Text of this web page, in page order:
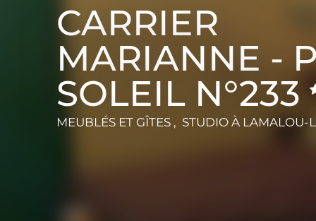
CARRIER
MARIANNE -
SOLEIL N°233
MEUBLÉS ET GÎTES , STUDIO À LAMALOU-